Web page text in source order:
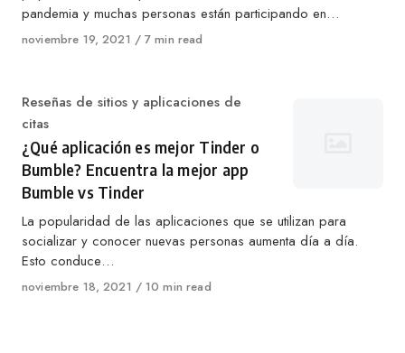
pandemia y muchas personas están participando en…
Published
noviembre 19, 2021 7 min read
Category
Reseñas de sitios y aplicaciones de
citas
¿Qué aplicación es mejor Tinder o
Bumble? Encuentra la mejor app
Bumble vs Tinder
La popularidad de las aplicaciones que se utilizan para
socializar y conocer nuevas personas aumenta día a día.
Esto conduce…
Published
noviembre 18, 2021 10 min read